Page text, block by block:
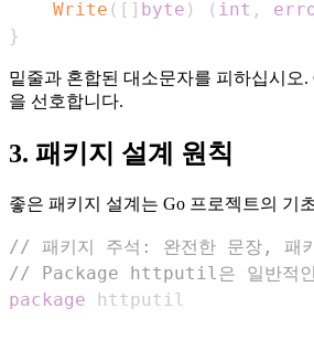
Write ( [ ] byte ) ( int ,
}
밑줄과 혼합된 대소문자를 피하십시오.
을 선호합니다.
3. 패키지 설계 원칙
좋은 패키지 설계는 Go 프로젝트의 기
// 패키지 주석: 완전한 문장, 패
// Package httputil은 일반적인
package